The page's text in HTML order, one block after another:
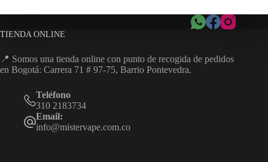
TIENDA ONLINE
📍 Somos una tienda online con punto de recogida de pedidos
en Bogotá: Carrera 71 # 97-75, Barrio Pontevedra.
Teléfono
310 2183734
Email:
info@mistervape.com.co